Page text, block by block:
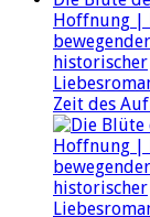
Hoffnung |
bewegender
historischer
Zeit des